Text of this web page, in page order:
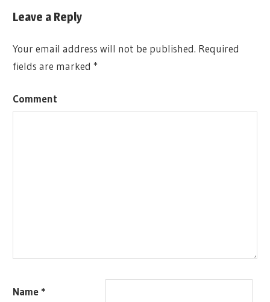
navigation
Leave a Reply
Your email address will not be published. Required
fields are marked*
Comment
Name *